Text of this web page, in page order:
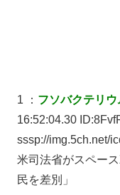
1 ： フソバクテリ
16:52:04.30
sssp://img.5ch.net/
米司法省がスペー
民を差別」